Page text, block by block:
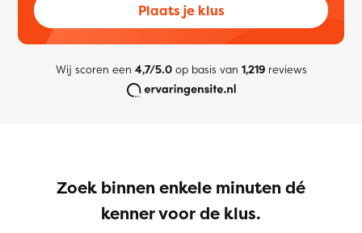
Plaats je klus
Wij scoren een 4,7/5.0op basis van 1,219reviews
Zoek binnen enkele minuten dé
kenner voor de klus.